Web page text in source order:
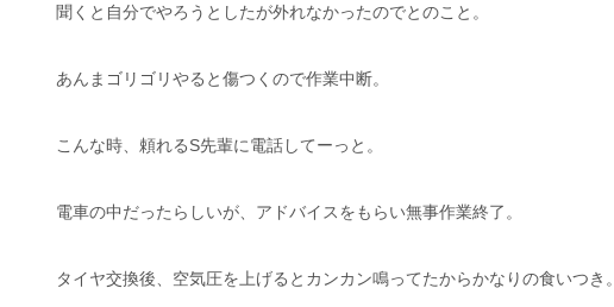
聞くと自分でやろうとしたが外れなかったのでとのこと。
あんまゴリゴリやると傷つくので作業中断。
こんな時、頼れるS先輩に電話してーっと。
電車の中だったらしいが、アドバイスをもらい無事作業終了。
タイヤ交換後、空気圧を上げるとカンカン鳴ってたからかなりの食いつき。